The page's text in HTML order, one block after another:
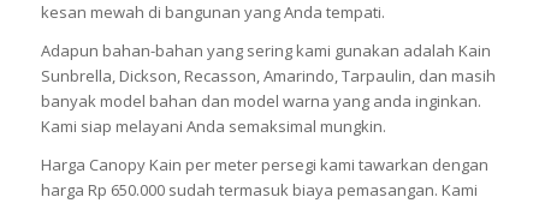
kesan mewah di bangunan yang Anda tempati.
Adapun bahan-bahan yang sering kami gunakan adalah Kain
Sunbrella, Dickson, Recasson, Amarindo, Tarpaulin, dan masih
banyak model bahan dan model warna yang anda inginkan.
Kami siap melayani Anda semaksimal mungkin.
Harga Canopy Kain per meter persegi kami tawarkan dengan
harga Rp 650.000 sudah termasuk biaya pemasangan. Kami